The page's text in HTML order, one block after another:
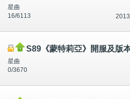
星曲
16/6113
S89《蒙特莉亞》開服及版
星曲
0/3670